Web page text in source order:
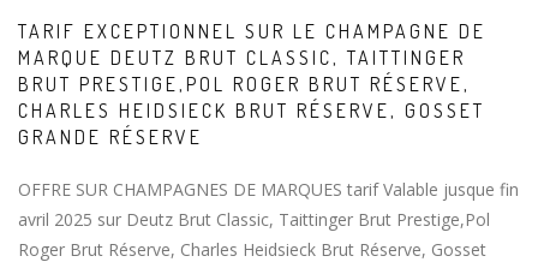
TARIF EXCEPTIONNEL SUR LE CHAMPAGNE DE
MARQUE DEUTZ BRUT CLASSIC, TAITTINGER
BRUT PRESTIGE,POL ROGER BRUT RÉSERVE,
CHARLES HEIDSIECK BRUT RÉSERVE, GOSSET
GRANDE RÉSERVE
OFFRE SUR CHAMPAGNES DE MARQUES tarif Valable jusque fin
avril 2025 sur Deutz Brut Classic, Taittinger Brut Prestige,Pol
Roger Brut Réserve, Charles Heidsieck Brut Réserve, Gosset